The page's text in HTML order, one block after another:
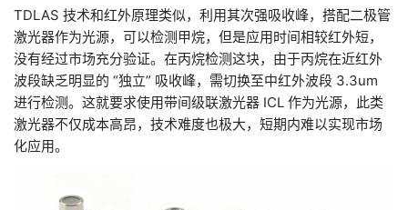
TDLAS 技术和红外原理类似，利用其次强吸收峰，搭配二极管
激光器作为光源，可以检测甲烷，但是应用时间相较红外短，
没有经过市场充分验证。在丙烷检测这块，由于丙烷在近红外
波段缺乏明显的 “独立” 吸收峰，需切换至中红外波段 3.3um
进行检测。这就要求使用带间级联激光器 ICL 作为光源，此类
激光器不仅成本高昂，技术难度也极大，短期内难以实现市场
化应用。